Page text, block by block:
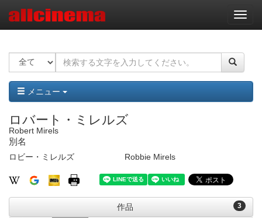
ナ
ビ
ー
ョ
ン
メニュー
ロバート・ミレルズ
Robert Mirels
別名
ロビー・ミレルズ Robbie Mirels
3
作品